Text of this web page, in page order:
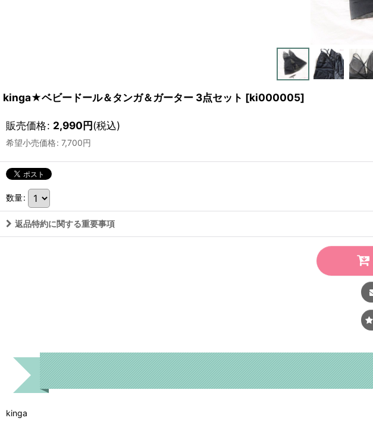
kinga★ベビードール＆タンガ＆ガーター 3点セット [ki000005]
販売価格: 2,990円(税込)
希望小売価格: 7,700円
数量:
返品特約に関する重要事項
kinga